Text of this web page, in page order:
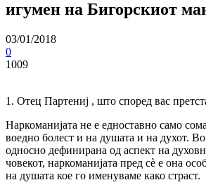
игумен на Бигорскиот
03/01/2018
0
1009
1. Отец Партениј , што според вас
Наркоманијата не е едноставно само
воедно болест и на душата и на духот.
односно дефинирана од аспект на
човекот, наркоманијата пред сè е она
на душата кое го именуваме како страст.